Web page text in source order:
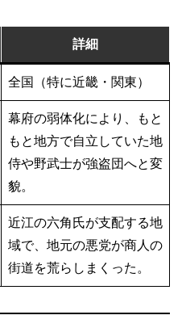
詳細
全国（特に近畿・関東）
幕府の弱体化により、もと
もと地方で自立していた地
侍や野武士が強盗団へと変
貌。
近江の六角氏が支配する地
域で、地元の悪党が商人の
街道を荒らしまくった。